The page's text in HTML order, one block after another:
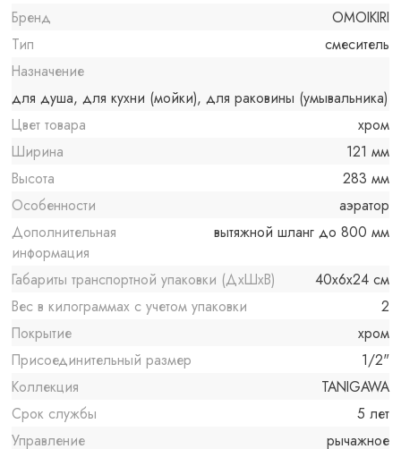
Бренд
OMOIKIRI
Тип
смеситель
Назначение
для душа, для кухни (мойки), для раковины (умывальника)
Цвет товара
хром
Ширина
121 мм
Высота
283 мм
Особенности
аэратор
Дополнительная
информация
вытяжной шланг до 800 мм
Габариты транспортной упаковки (ДхШхВ)
40x6x24 см
Вес в килограммах с учетом упаковки
2
Покрытие
хром
Присоединительный размер
1/2"
Коллекция
TANIGAWA
Срок службы
5 лет
Управление
рычажное